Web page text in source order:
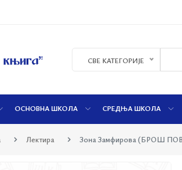
СВЕ КАТЕГОРИЈЕ
ОСНОВНА ШКОЛА СРЕДЊА ШКОЛА
Лектира Зона Замфирова (БРОШ